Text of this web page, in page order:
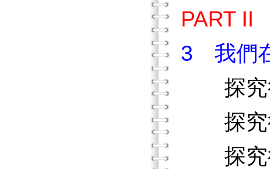
PART II
3 我們
探究
探究
探究